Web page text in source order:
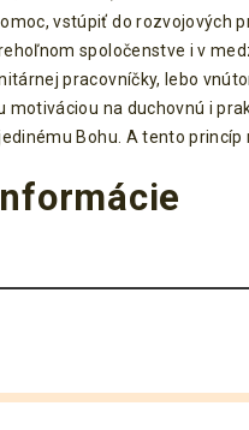
vstúpiť do rozvojových
spoločenstve i v
pracovníčky, lebo
motiváciou na duchovnú i
Bohu. A tento princíp